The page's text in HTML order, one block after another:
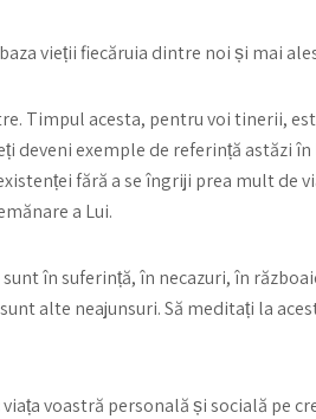
vieții fiecăruia dintre noi și mai
Timpul acesta, pentru voi tinerii,
deveni exemple de referință astăzi
fără a se îngriji prea mult de
a Lui.
în suferință, în necazuri, în
alte neajunsuri. Să meditați la
voastră personală și socială pe